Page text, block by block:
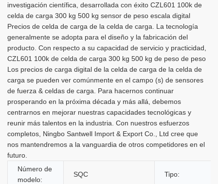
investigación científica, desarrollada con éxito CZL601 100k de
celda de carga 300 kg 500 kg sensor de peso escala digital
Precios de celda de carga de la celda de carga. La tecnología
generalmente se adopta para el diseño y la fabricación del
producto. Con respecto a su capacidad de servicio y practicidad,
CZL601 100k de celda de carga 300 kg 500 kg de peso de peso
Los precios de carga digital de la celda de carga de la celda de
carga se pueden ver comúnmente en el campo (s) de sensores
de fuerza & celdas de carga. Para hacernos continuar
prosperando en la próxima década y más allá, debemos
centrarnos en mejorar nuestras capacidades tecnológicas y
reunir más talentos en la industria. Con nuestros esfuerzos
completos, Ningbo Santwell Import & Export Co., Ltd cree que
nos mantendremos a la vanguardia de otros competidores en el
futuro.
Número de
modelo:
SQC Tipo: